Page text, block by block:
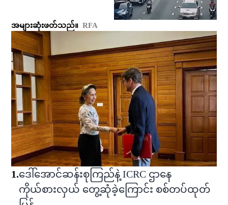
အများဆုံးဖတ်သည်။ RFA
1.ဒေါ်အောင်ဆန်းစုကြည်နဲ့ ICRC ဌာနေ
ကိုယ်စားလှယ် တွေ့ဆုံခဲ့ကြောင်း စစ်တပ်ထုတ်